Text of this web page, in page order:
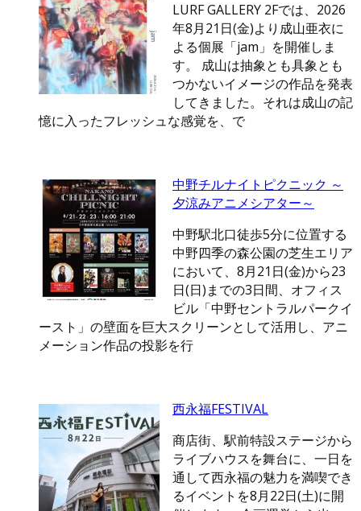
LURF GALLERY 2Fでは、2026
年8月21日(金)より成山亜衣に
よる個展「jam」を開催しま
す。 成山は抽象とも具象とも
つかないイメージの作品を発表
してきました。それは成山の記
憶に入ったフレッシュな感覚を、で
中野チルナイトピクニック ～
夕涼みアニメシアター～
中野駅北口徒歩5分に位置する
中野四季の森公園の芝生エリア
において、8月21日(金)から23
日(日)までの3日間、オフィス
ビル「中野セントラルパークイ
ースト」の壁面を巨大スクリーンとして活用し、アニ
メーション作品の投影を行
西永福FESTIVAL
商店街、駅前特設ステージから
ライブハウスを舞台に、一日を
通して西永福の魅力を満喫でき
るイベントを8月22日(土)に開